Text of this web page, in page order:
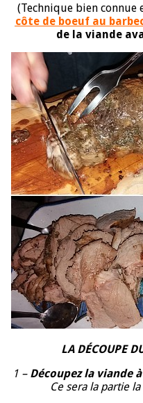
(Technique bien connue
côte de boeuf au
de la viande
LA DÉCOUPE
1 – Découpez la viande
Ce sera la partie